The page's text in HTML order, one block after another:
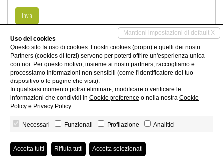
Invia
Condividi
Immobiliare Morandini - P.IVA 02456550207 -Privacy Policy-Revoca consensi
Mantieni impostazioni di default X
Uso dei cookies
Questo sito fa uso di cookies. I nostri cookies (propri) e quelli dei nostri
Partners (cookies di terzi) servono per poterti offrire un'esperienza unica
con noi. Per questo motivo, insieme ai nostri partners, raccogliamo e
processiamo informazioni non sensibili (come l'identificatore del tuo
dispositivo o le pagine che visiti).
In qualsiasi momento potrai eliminare, modificare o verificare le
informazioni che condividi in Cookie preference o nella nostra Cookie
Policy e Privacy Policy.
Necessari Funzionali Profilazione Analitici
Accetta tutti Rifiuta tutti Accetta selezionati